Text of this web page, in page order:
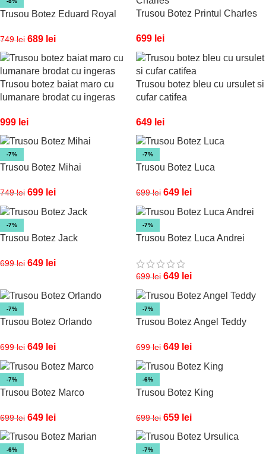
Trusou Botez Eduard Royal
749lei 689 lei
Trusou Botez Printul Charles
699 lei
Trusou botez baiat maro cu
lumanare brodat cu ingeras
999 lei
Trusou botez bleu cu ursulet si
cufar catifea
649 lei
-7%
Trusou Botez Mihai
749lei 699 lei
-7%
Trusou Botez Luca
699lei 649 lei
-7%
Trusou Botez Jack
699lei 649 lei
-7%
Trusou Botez Luca Andrei
699lei 649 lei
-7%
Trusou Botez Orlando
699lei 649 lei
-7%
Trusou Botez Angel Teddy
699lei 649 lei
-7%
Trusou Botez Marco
699lei 649 lei
-6%
Trusou Botez King
699lei 659 lei
-6% -7%